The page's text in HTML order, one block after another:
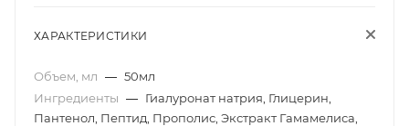
ХАРАКТЕРИСТИКИ
Объем, мл — 50мл
Ингредиенты — Гиалуронат натрия, Глицерин,
Пантенол, Пептид, Прополис, Экстракт Гамамелиса,